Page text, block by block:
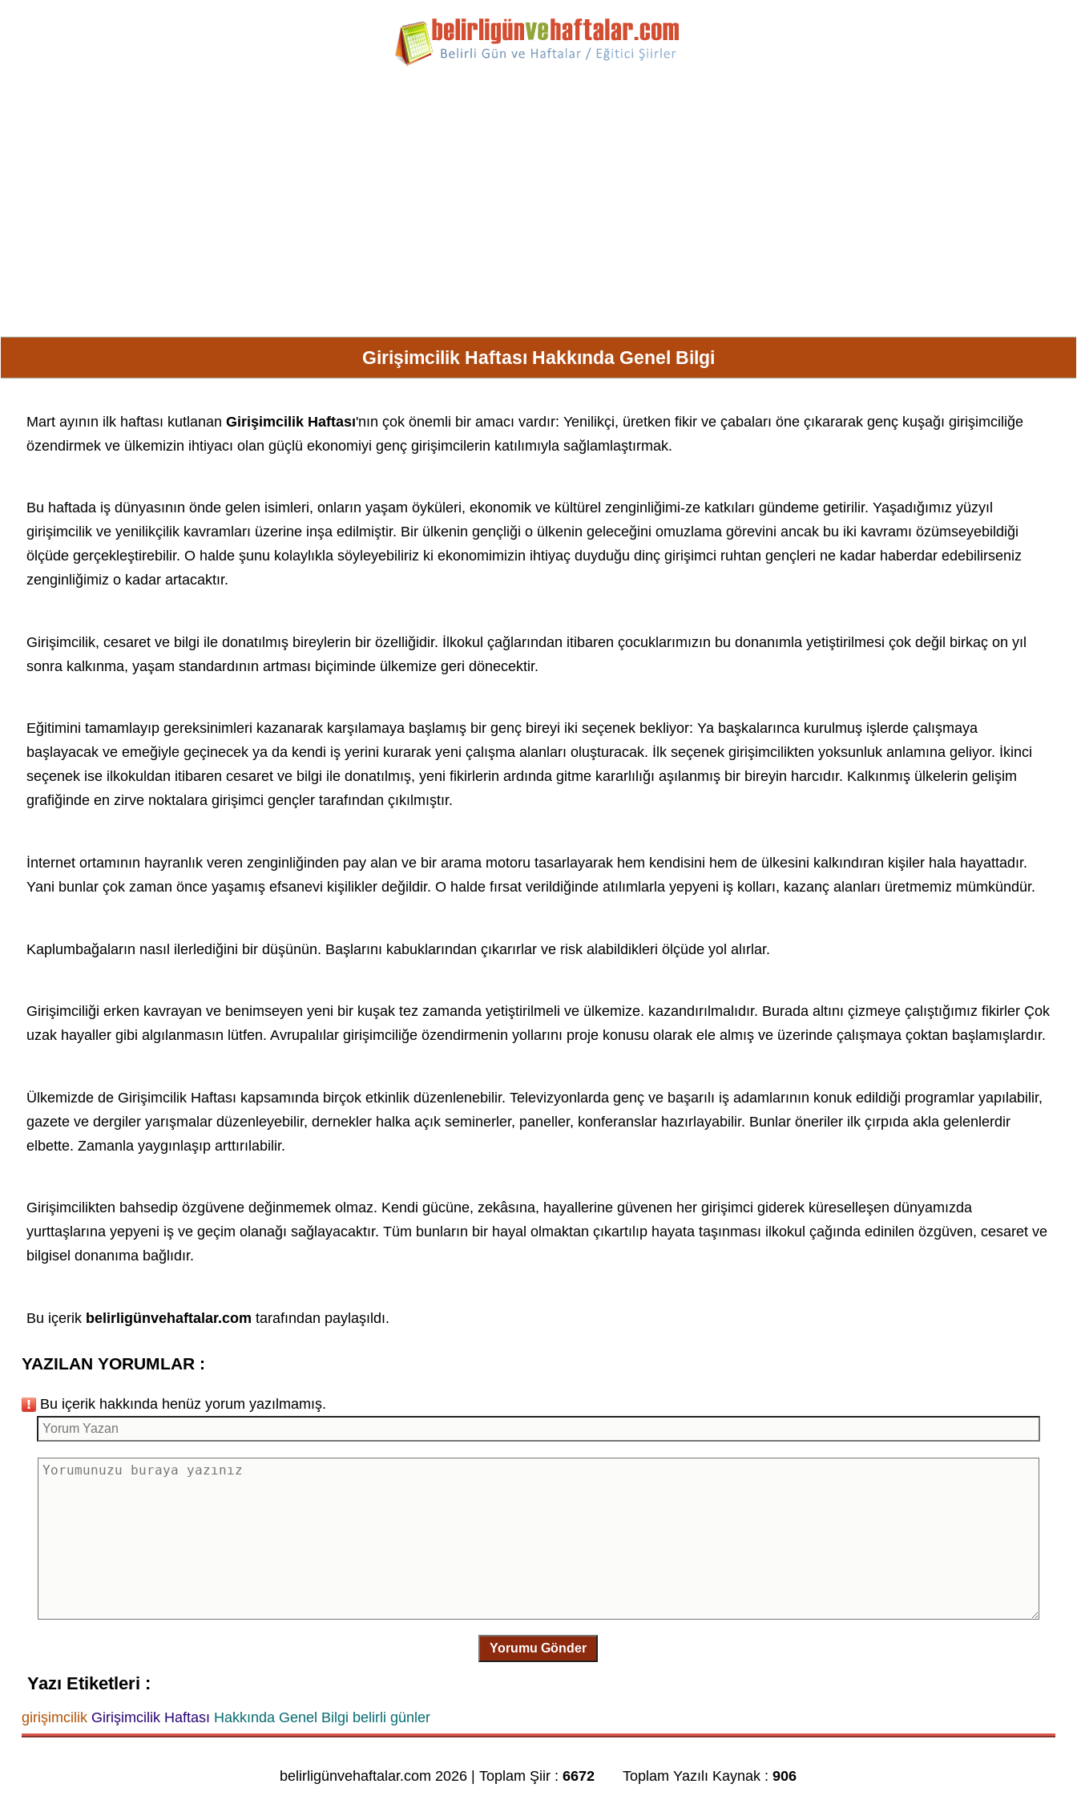
Girişimcilik Haftası Hakkında Genel Bilgi
Mart ayının ilk haftası kutlanan Girişimcilik Haftası'nın çok önemli bir amacı vardır: Yenilikçi, üretken fikir ve çabaları öne çıkararak genç kuşağı girişimciliğe
özendirmek ve ülkemizin ihtiyacı olan güçlü ekonomiyi genç girişimcilerin katılımıyla sağlamlaştırmak.
Bu haftada iş dünyasının önde gelen isimleri, onların yaşam öyküleri, ekonomik ve kültürel zenginliğimi-ze katkıları gündeme getirilir. Yaşadığımız yüzyıl
girişimcilikve yenilikçilik kavramları üzerine inşa edilmiştir. Bir ülkenin gençliği o ülkenin geleceğini omuzlama görevini ancak bu iki kavramı özümseyebildiği
ölçüde gerçekleştirebilir. O halde şunu kolaylıkla söyleyebiliriz ki ekonomimizin ihtiyaç duyduğu dinç girişimci ruhtan gençleri ne kadar haberdar edebilirseniz
zenginliğimiz o kadar artacaktır.
Girişimcilik, cesaret ve bilgi ile donatılmış bireylerin bir özelliğidir. İlkokul çağlarından itibaren çocuklarımızın bu donanımla yetiştirilmesi çok değil birkaç on yıl
sonra kalkınma, yaşam standardının artması biçiminde ülkemize geri dönecektir.
Eğitimini tamamlayıp gereksinimleri kazanarak karşılamaya başlamış bir genç bireyi iki seçenek bekliyor: Ya başkalarınca kurulmuş işlerde çalışmaya
başlayacak ve emeğiyle geçinecek ya da kendi iş yerini kurarak yeni çalışma alanları oluşturacak. İlk seçenek girişimcilikten yoksunluk anlamına geliyor. İkinci
seçenek ise ilkokuldan itibaren cesaret ve bilgi ile donatılmış, yeni fikirlerin ardında gitme kararlılığı aşılanmış bir bireyin harcıdır. Kalkınmış ülkelerin gelişim
grafiğinde en zirve noktalara girişimci gençler tarafından çıkılmıştır.
İnternet ortamının hayranlık veren zenginliğinden pay alan ve bir arama motoru tasarlayarak hem kendisini hem de ülkesini kalkındıran kişiler hala hayattadır.
Yani bunlar çok zaman önce yaşamış efsanevi kişilikler değildir. O halde fırsat verildiğinde atılımlarla yepyeni iş kolları, kazanç alanları üretmemiz mümkündür.
Kaplumbağaların nasıl ilerlediğini bir düşünün. Başlarını kabuklarından çıkarırlar ve risk alabildikleri ölçüde yol alırlar.
Girişimciliği erken kavrayan ve benimseyen yeni bir kuşak tez zamanda yetiştirilmeli ve ülkemize. kazandırılmalıdır. Burada altını çizmeye çalıştığımız fikirler Çok
uzak hayaller gibi algılanmasın lütfen. Avrupalılar girişimciliğe özendirmenin yollarını proje konusu olarak ele almış ve üzerinde çalışmaya çoktan başlamışlardır.
Ülkemizde de Girişimcilik Haftası kapsamında birçok etkinlik düzenlenebilir. Televizyonlarda genç ve başarılı iş adamlarının konuk edildiği programlar yapılabilir,
gazete ve dergiler yarışmalar düzenleyebilir, dernekler halka açık seminerler, paneller, konferanslar hazırlayabilir. Bunlar öneriler ilk çırpıda akla gelenlerdir
elbette. Zamanla yaygınlaşıp arttırılabilir.
Girişimcilikten bahsedip özgüvene değinmemek olmaz. Kendi gücüne, zekâsına, hayallerine güvenen her girişimci giderek küreselleşen dünyamızda
yurttaşlarına yepyeni iş ve geçim olanağı sağlayacaktır. Tüm bunların bir hayal olmaktan çıkartılıp hayata taşınması ilkokul çağında edinilen özgüven, cesaret ve
bilgisel donanıma bağlıdır.
Bu içerik belirligünvehaftalar.com tarafından paylaşıldı.
YAZILAN YORUMLAR :
Bu içerik hakkında henüz yorum yazılmamış.
Yorumu Gönder
Yazı Etiketleri :
girişimcilik Girişimcilik Haftası Hakkında Genel Bilgi belirli günler
belirligünvehaftalar.com 2026 | Toplam Şiir :6672 Toplam Yazılı Kaynak :906